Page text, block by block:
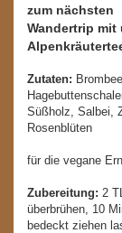
zum nächsten
Wandertrip mit
Zutaten:
Süßholz, Salbei,
Rosenblüten
für die vegane
Zubereitung: 2
überbrühen, 10
bedeckt ziehen